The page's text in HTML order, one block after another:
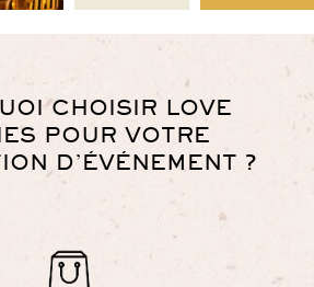
CHOISIR LOVE
POUR VOTRE
D’ÉVÉNEMENT ?